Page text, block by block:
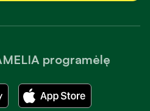
programėlę